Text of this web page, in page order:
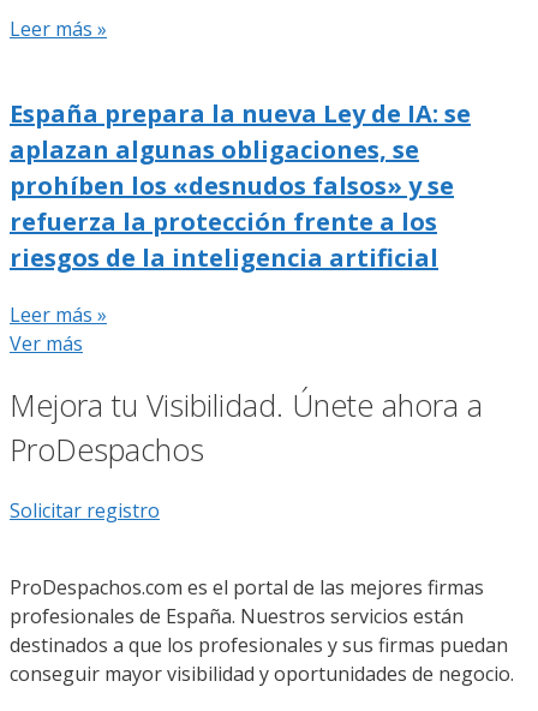
Leer más »
España prepara la nueva Ley de IA: se
aplazan algunas obligaciones, se
prohíben los «desnudos falsos» y se
refuerza la protección frente a los
riesgos de la inteligencia artificial
Leer más »
Ver más
Mejora tu Visibilidad. Únete ahora a
ProDespachos
Solicitar registro
ProDespachos.com es el portal de las mejores firmas
profesionales de España. Nuestros servicios están
destinados a que los profesionales y sus firmas puedan
conseguir mayor visibilidad y oportunidades de negocio.